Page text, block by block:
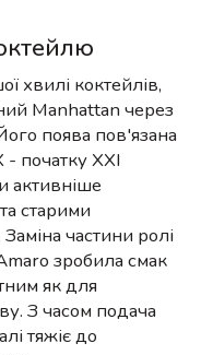
хвилі коктейлів,
Manhattan через
поява пов'язана
початку XXI
активніше
старими
частини ролі
зробила смак
як для
З часом подача
тяжіє до